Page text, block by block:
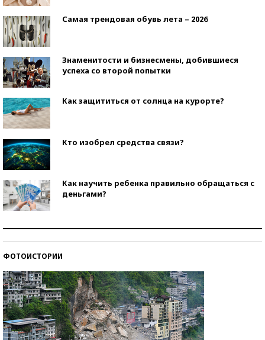
Самая трендовая обувь лета – 2026
Знаменитости и бизнесмены, добившиеся
успеха со второй попытки
Как защититься от солнца на курорте?
Кто изобрел средства связи?
Как научить ребенка правильно обращаться с
деньгами?
ФОТОИСТОРИИ